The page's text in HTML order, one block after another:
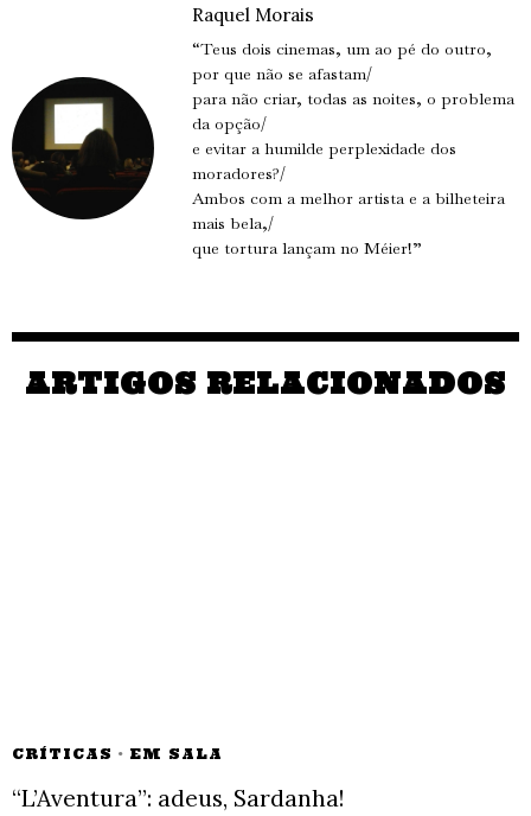
Raquel Morais
“Teus dois cinemas, um ao pé do outro,
por que não se afastam/
para não criar, todas as noites, o problema
da opção/
e evitar a humilde perplexidade dos
moradores?/
Ambos com a melhor artista e a bilheteira
mais bela,/
que tortura lançam no Méier!”
ARTIGOS RELACIONADOS
CRÍTICAS · EM SALA
“L’Aventura”: adeus, Sardanha!